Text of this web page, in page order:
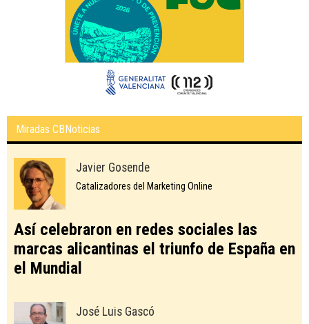
Miradas CBNoticias
Javier Gosende
Catalizadores del Marketing Online
Así celebraron en redes sociales las
marcas alicantinas el triunfo de España en
el Mundial
José Luis Gascó